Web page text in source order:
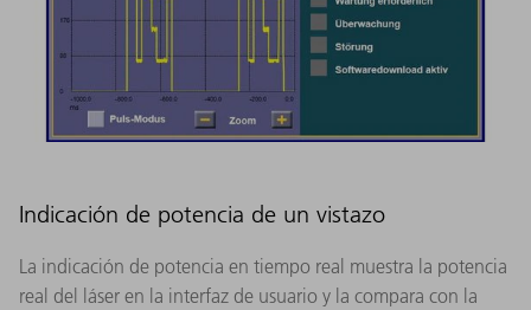
Indicación de potencia de un vistazo
La indicación de potencia en tiempo real muestra la potencia
real del láser en la interfaz de usuario y la compara con la